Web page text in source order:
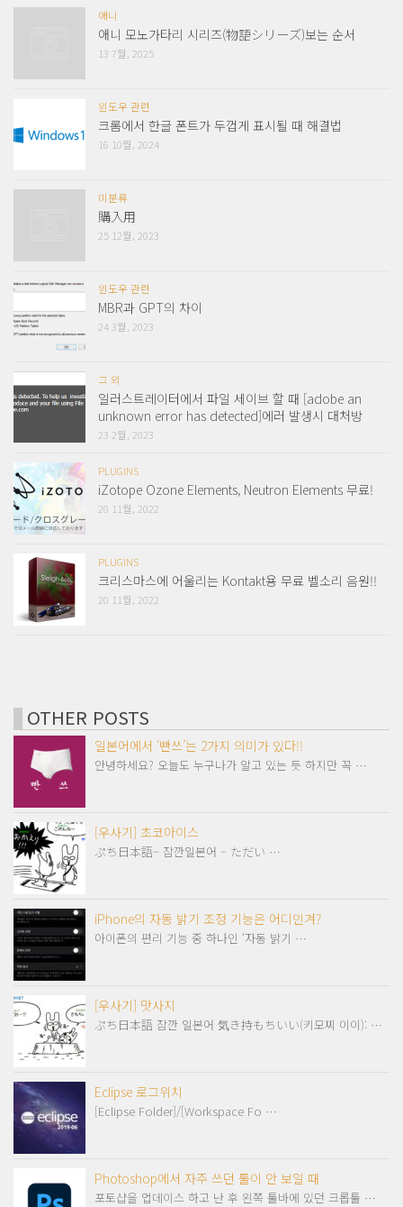
애니
애니 모노가타리 시리즈(物語シリーズ)보는 순서
13 7월, 2025
윈도우 관련
크롬에서 한글 폰트가 두껍게 표시될 때 해결법
16 10월, 2024
미분류
購入用
25 12월, 2023
윈도우 관련
MBR과 GPT의 차이
24 3월, 2023
그 외
일러스트레이터에서 파일 세이브 할 때 [adobe an
unknown error has detected]에러 발생시 대처방
23 2월, 2023
PLUGINS
iZotope Ozone Elements, Neutron Elements 무료!
20 11월, 2022
PLUGINS
크리스마스에 어울리는 Kontakt용 무료 벨소리 음원!!
20 11월, 2022
OTHER POSTS
일본어에서 ‘빤쓰’는 2가지 의미가 있다!!
안녕하세요? 오늘도 누구나가 알고 있는 듯 하지만 꼭 …
[우사기] 초코아이스
ぷち日本語– 잠깐일본어 – ただい …
iPhone의 자동 밝기 조정 기능은 어디인겨?
아이폰의 편리 기능 중 하나인 ‘자동 밝기 …
[우사기] 맛사지
ぷち日本語 잠깐 일본어 気き持もちいい(키모찌 이이): …
Eclipse 로그위치
[Eclipse Folder]/[Workspace Fo …
Photoshop에서 자주 쓰던 툴이 안 보일 때
포토샵을 업데이스 하고 난 후 왼쪽 툴바에 있던 크롭툴 …